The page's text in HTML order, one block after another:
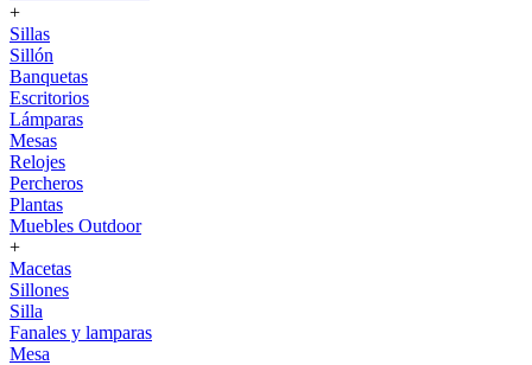
+
Sillas
Sillón
Banquetas
Escritorios
Lámparas
Mesas
Relojes
Percheros
Plantas
Muebles Outdoor
+
Macetas
Sillones
Silla
Fanales y lamparas
Mesa